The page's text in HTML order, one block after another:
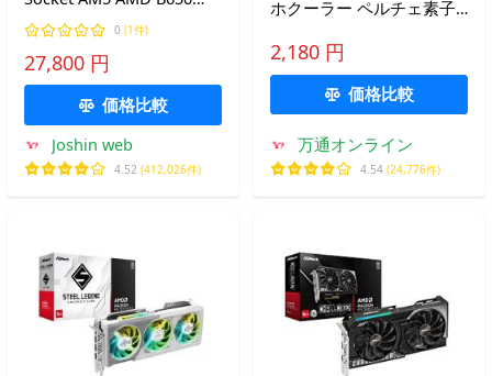
MicroATX WiFi+Bluetooth
モジュール付属 マザーボ
ード TUF GAMING
B650EM-PLUS WIFI 返品種
0 (1件)
27,800 円
価格比較
Joshin web
4.52 (412,026件)
ホクーラー ペルチェ素子
レス 2500mAh 半導体冷却
3段階 温度表示 クリップ
式 X136
2,180 円
価格比較
万通オンライン
4.54 (24,776件)